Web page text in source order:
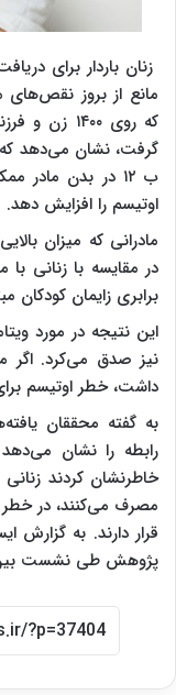
زنان باردار برای
مانع از بروز
ب ۱۲ در بدن
اوتیسم را افزایش دهد.
مادرانی که میزان
در مقایسه با زنانی
برابری زایمان کودکان
نیز صدق می‌کرد. اگر
داشت، خطر اوتیسم
به گفته محققان
رابطه را نشان
مصرف می‌کنند، در خطر
پژوهش طی نشست